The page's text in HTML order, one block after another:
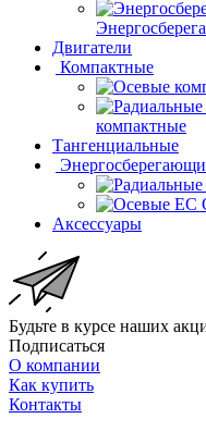
Двигатели
Компактные
компактные
Тангенциальные
Аксессуары
Будьте в курсе наших
Подписаться
О компании
Как купить
Контакты